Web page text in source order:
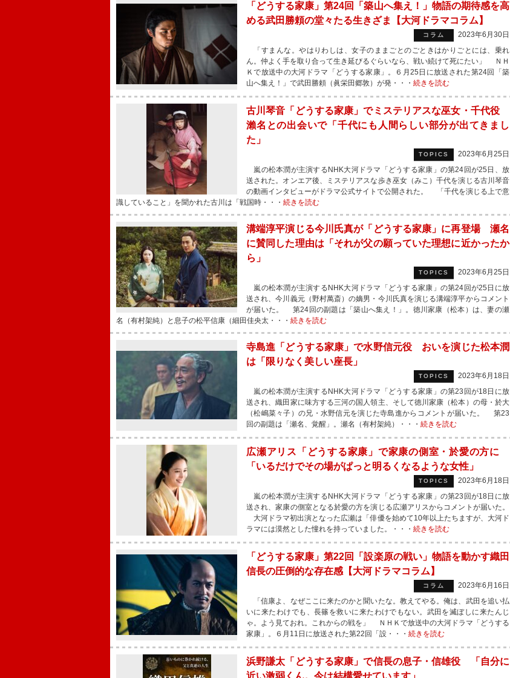
「どうする家康」第24回「築山へ集え！」物語の期待感を高
める武田勝頼の堂々たる生きざま【大河ドラマコラム】
コラム
2023年6月30日
「すまんな。やはりわしは、女子のままごとのごときはかりごとには、乗れ
ん。仲よく手を取り合って生き延びるぐらいなら、戦い続けて死にたい」 ＮＨ
Ｋで放送中の大河ドラマ「どうする家康」。６月25日に放送された第24回「築
山へ集え！」で武田勝頼（眞栄田郷敦）が発・・・ 続きを読む
古川琴音「どうする家康」でミステリアスな巫女・千代役
瀨名との出会いで「千代にも人間らしい部分が出てきまし
た」
TOPICS
2023年6月25日
嵐の松本潤が主演するNHK大河ドラマ「どうする家康」の第24回が25日、放
送された。オンエア後、ミステリアスな歩き巫女（みこ）千代を演じる古川琴音
の動画インタビューがドラマ公式サイトで公開された。 「千代を演じる上で意
識していること」を聞かれた古川は「戦国時・・・ 続きを読む
溝端淳平演じる今川氏真が「どうする家康」に再登場 瀬名
に賛同した理由は「それが父の願っていた理想に近かったか
ら」
TOPICS
2023年6月25日
嵐の松本潤が主演するNHK大河ドラマ「どうする家康」の第24回が25日に放
送され、今川義元（野村萬斎）の嫡男・今川氏真を演じる溝端淳平からコメント
が届いた。 第24回の副題は「築山へ集え！」。徳川家康（松本）は、妻の瀬
名（有村架純）と息子の松平信康（細田佳央太・・・ 続きを読む
寺島進「どうする家康」で水野信元役 おいを演じた松本潤
は「限りなく美しい座長」
TOPICS
2023年6月18日
嵐の松本潤が主演するNHK大河ドラマ「どうする家康」の第23回が18日に放
送され、織田家に味方する三河の国人領主、そして徳川家康（松本）の母・於大
（松嶋菜々子）の兄・水野信元を演じた寺島進からコメントが届いた。 第23
回の副題は「瀬名、覚醒」。瀬名（有村架純）・・・ 続きを読む
広瀬アリス「どうする家康」で家康の側室・於愛の方に
「いるだけでその場がぱっと明るくなるような女性」
TOPICS
2023年6月18日
嵐の松本潤が主演するNHK大河ドラマ「どうする家康」の第23回が18日に放
送され、家康の側室となる於愛の方を演じる広瀬アリスからコメントが届いた。
大河ドラマ初出演となった広瀬は「俳優を始めて10年以上たちますが、大河ド
ラマには漠然とした憧れを持っていました。・・・ 続きを読む
「どうする家康」第22回「設楽原の戦い」物語を動かす織田
信長の圧倒的な存在感【大河ドラマコラム】
コラム
2023年6月16日
「信康よ、なぜここに来たのかと聞いたな。教えてやる。俺は、武田を追い払
いに来たわけでも、長篠を救いに来たわけでもない。武田を滅ぼしに来たんじ
ゃ。よう見ておれ。これからの戦を」 ＮＨＫで放送中の大河ドラマ「どうする
家康」。６月11日に放送された第22回「設・・・ 続きを読む
浜野謙太「どうする家康」で信長の息子・信雄役 「自分に
近い激弱くん。今は結構愛せています」